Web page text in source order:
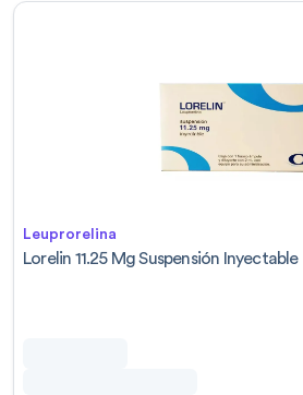
Leuprorelina
Lorelin 11.25 Mg Suspensión Inyectable